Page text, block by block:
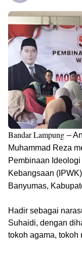
Premium
By
Raushan
Design
With
Shroff
Templates
Bandar Lampung –
Muhammad Reza
Pembinaan
Kebangsaan
Banyumas,
Hadir sebagai
Suhaidi, dengan
tokoh agama, tokoh